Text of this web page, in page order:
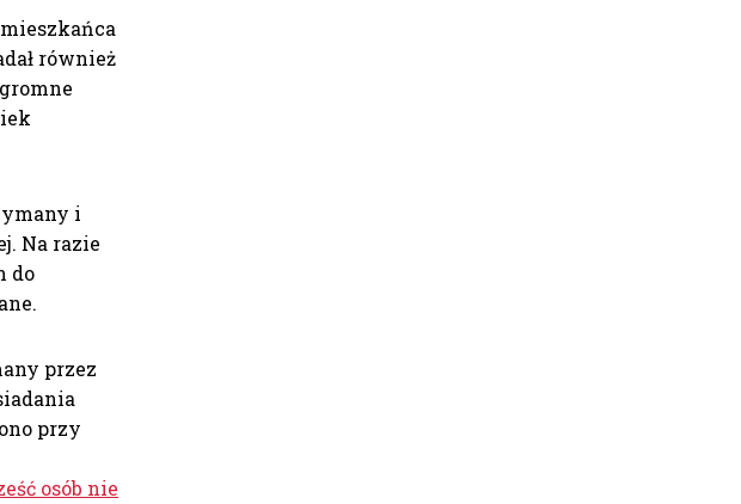
również
i
Na razie
do
przez
przy
osób nie